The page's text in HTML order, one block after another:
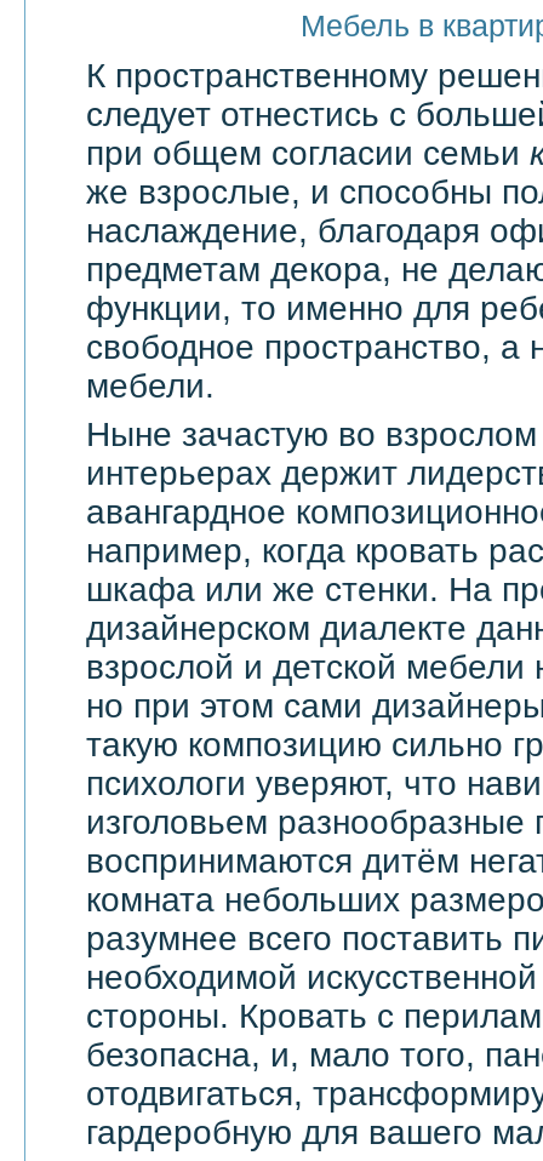
Мебель в
К пространственному
следует отнестись с
при общем согласии семьи
же взрослые, и способны
наслаждение, благодаря
предметам декора, не
функции, то именно для
свободное пространство, а
мебели.
Ныне зачастую во
интерьерах держит
авангардное
например, когда кровать
шкафа или же стенки. На
дизайнерском диалекте
взрослой и детской
но при этом сами
такую композицию сильно
психологи уверяют, что
изголовьем разнообразные
воспринимаются дитём
комната небольших
разумнее всего поставить
необходимой
стороны. Кровать с
безопасна, и, мало того,
отодвигаться,
гардеробную для вашего